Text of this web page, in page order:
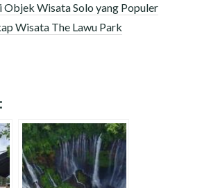
Objek Wisata Solo yang Populer
Wisata The Lawu Park